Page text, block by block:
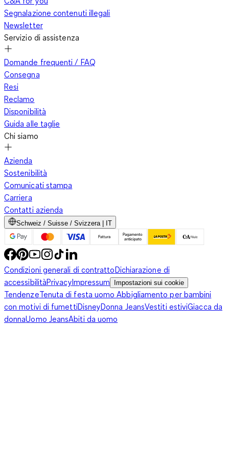
Segnalazione contenuti illegali
Newsletter
Servizio di assistenza
Domande frequenti / FAQ
Consegna
Resi
Reclamo
Disponibilità
Guida alle taglie
Chi siamo
Azienda
Sostenibilità
Comunicati stampa
Carriera
Contatti azienda
Schweiz / Suisse / Svizzera | IT
Condizioni generali di contrattoDichiarazione di
accessibilitàPrivacyImpressum Impostazioni sui cookie
TendenzeTenuta di festa uomoAbbigliamento per bambini
con motivi di fumettiDisneyDonna JeansVestiti estiviGiacca da
donnaUomo JeansAbiti da uomo